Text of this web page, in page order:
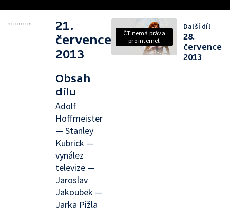
21.
července
2013
Obsah
dílu
Adolf
Hoffmeister
— Stanley
Kubrick —
vynález
televize —
Jaroslav
Jakoubek —
Jarka Pižla
ČT nemá práva
pro internet
Další díl
28.
července
2013